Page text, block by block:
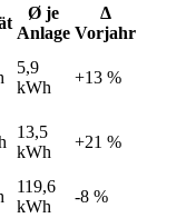
Ø je
Anlage
Δ
Vorjahr
5,9
kWh
+13 %
13,5
kWh
+21 %
119,6
kWh
-8 %